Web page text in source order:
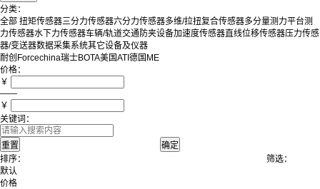
分类：
全部 扭矩传感器三分力传感器六分力传感器多维/拉扭复合传感器多分量测力平台测
力传感器水下力传感器车辆/轨道交通防夹设备加速度传感器直线位移传感器压力传感
器/变送器数据采集系统其它设备及仪器
耐创Forcechina瑞士BOTA美国ATI 德国ME
价格：
￥
——
￥
关键词：
排序：
默认
价格
筛选：